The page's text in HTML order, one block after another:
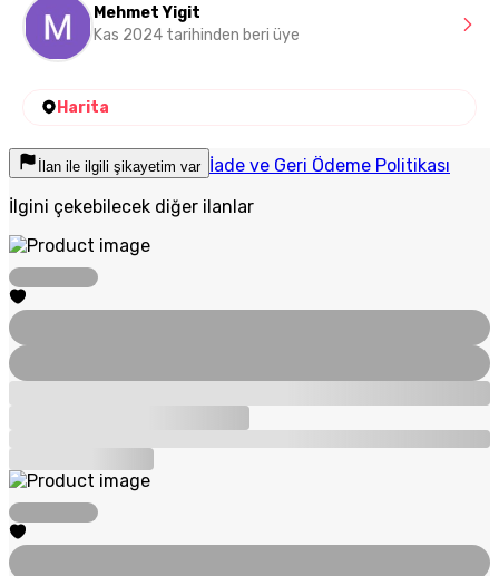
Mehmet Yigit
Kas 2024 tarihinden beri üye
Harita
İlan ile ilgili şikayetim var İade ve Geri Ödeme Politikası
İlgini çekebilecek diğer ilanlar